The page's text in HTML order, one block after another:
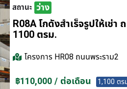
สถานะ ว่าง
R08A โกดังสำเร็จรูปให้เช่า
1100 ตรม.
โครงการ HR08 ถนนพระราม2
฿110,000 / ต่อเดือน 1,100 ตร